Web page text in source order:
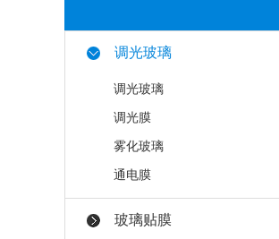
调光玻璃
调光玻璃
调光膜
雾化玻璃
通电膜
玻璃贴膜